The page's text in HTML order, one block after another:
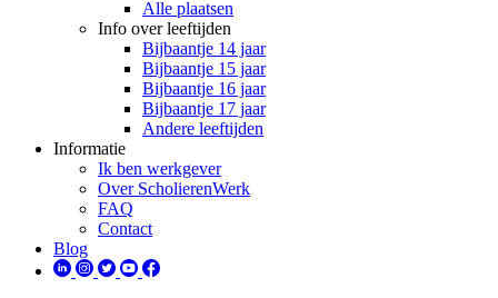
Alle plaatsen
Info over leeftijden
Bijbaantje 14 jaar
Bijbaantje 15 jaar
Bijbaantje 16 jaar
Bijbaantje 17 jaar
Andere leeftijden
Informatie
Ik ben werkgever
Over ScholierenWerk
FAQ
Contact
Blog